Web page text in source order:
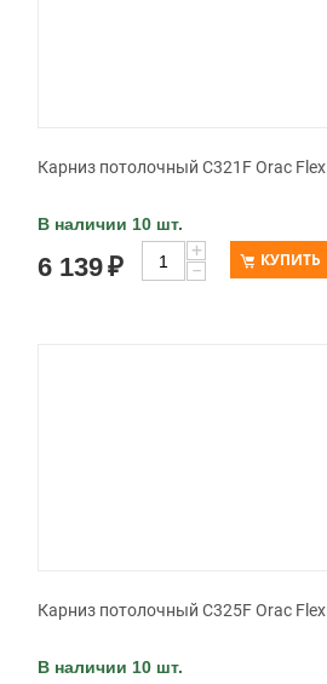
Карниз потолочный C321F Orac Flex
В наличии 10 шт.
6 139₽
+
−
КУПИТЬ
Карниз потолочный C325F Orac Flex
В наличии 10 шт.